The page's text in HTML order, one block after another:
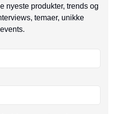
nyeste produkter, trends og
temaer, unikke